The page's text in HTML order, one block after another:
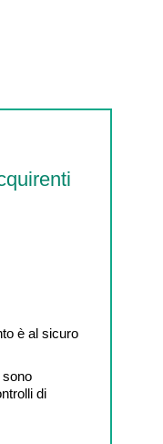
è al sicuro
sono
di